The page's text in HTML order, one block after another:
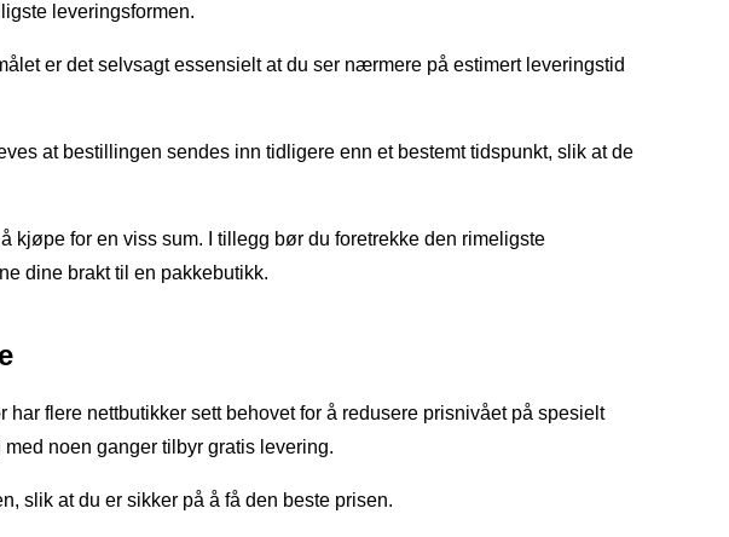
leveringsformen.
er det selvsagt essensielt at du ser nærmere på estimert leveringstid
at bestillingen sendes inn tidligere enn et bestemt tidspunkt, slik at de
kjøpe for en viss sum. I tillegg bør du foretrekke den rimeligste
dine brakt til en pakkebutikk.
flere nettbutikker sett behovet for å redusere prisnivået på spesielt
noen ganger tilbyr gratis levering.
slik at du er sikker på å få den beste prisen.